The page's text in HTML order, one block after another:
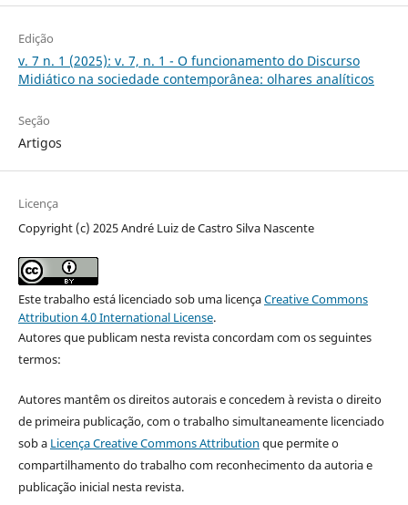
Edição
v. 7 n. 1 (2025): v. 7, n. 1 - O funcionamento do Discurso
Midiático na sociedade contemporânea: olhares analíticos
Seção
Artigos
Licença
Copyright (c) 2025 André Luiz de Castro Silva Nascente
Este trabalho está licenciado sob uma licençaCreative Commons
Attribution 4.0 International License.
Autores que publicam nesta revista concordam com os seguintes
termos:
Autores mantêm os direitos autorais e concedem à revista o direito
de primeira publicação, com o trabalho simultaneamente licenciado
sob a Licença Creative Commons Attribution que permite o
compartilhamento do trabalho com reconhecimento da autoria e
publicação inicial nesta revista.